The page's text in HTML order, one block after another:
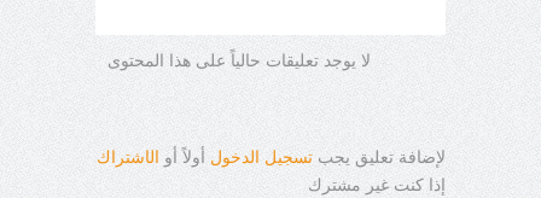
لا يوجد تعليقات حالياً على هذا المحتوى
لإضافة تعليق يجبتسجيل الدخول أولاً أو الاشتراك
إذا كنت غير مشترك